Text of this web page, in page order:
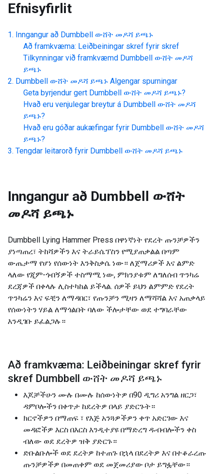
Efnisyfirlit
Inngangur að Dumbbell ውሸት መዶሻ ይጫኑ
Að framkvæma: Leiðbeiningar skref fyrir skref
Tilkynningar við framkvæmd Dumbbell ውሸት መዶሻ
ይጫኑ
Dumbbell ውሸት መዶሻ ይጫኑ Algengar spurningar
Geta byrjendur gert Dumbbell ውሸት መዶሻ ይጫኑ?
Hvað eru venjulegar breytur á Dumbbell ውሸት መዶሻ
ይጫኑ?
Hvað eru góðar aukæfingar fyrir Dumbbell ውሸት መዶሻ
ይጫኑ?
Tengdar leitarorð fyrir Dumbbell ውሸት መዶሻ ይጫኑ
Inngangur að Dumbbell ውሸት
መዶሻ ይጫኑ
Dumbbell Lying Hammer Press በዋነኛነት የደረት ጡንቻዎችን
ያነጣጠረ፣ ትከሻዎችን እና ትራይሴፕስን የሚያጠቃልል በጣም
ውጤታማ የሆነ የሰውነት እንቅስቃሴ ነው። ለጀማሪዎች እና ልምድ
ላለው የጂም-ጎብኝዎች ተስማሚ ነው, ምክንያቱም ለግለሰብ ጥንካሬ
ደረጃዎች በቀላሉ ሊስተካከል ይችላል. ሰዎች ይህን ልምምድ የደረት
ጥንካሬን እና ፍቺን ለማዳበር፣ የጡንቻን ሚዛን ለማሻሻል እና አጠቃላይ
የሰውነትን ሃይል ለማጎልበት ባለው ችሎታቸው ወደ ተግባራቸው
እንዲገቡ ይፈልጋሉ።
Að framkvæma: Leiðbeiningar skref fyrir
skref Dumbbell ውሸት መዶሻ ይጫኑ
እጆቻችሁን ሙሉ በሙሉ ከሰውነትዎ በ90 ዲግሪ አንግል ዘርጋ፣
ዳምቦሎችን በቀጥታ ከደረትዎ በላይ ያድርጉት።
ክርኖችዎን በማጠፍ ፣ የእጅ አንጓዎችዎን ቀጥ አድርገው እና ​​
መዳፎችዎ እርስ በእርስ እንዲተያዩ በማድረግ ዱብብሎችን ቀስ
ብለው ወደ ደረትዎ ዝቅ ያድርጉ።
ድቡልቡሎች ወደ ደረትዎ ከተጠጉ በኋላ በደረትዎ እና በተቆራረጡ
ጡንቻዎችዎ በመጠቀም ወደ መጀመሪያው ቦታ ይግፏቸው።